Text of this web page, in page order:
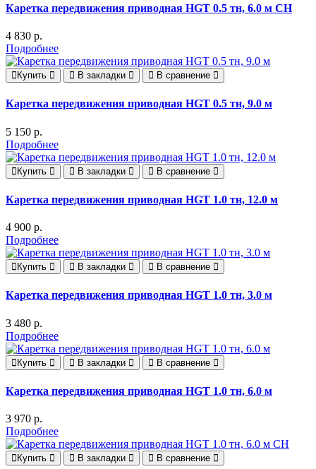
Каретка передвижения приводная HGT 0.5 тн, 6.0 м СН
4 830 р.
Подробнее
Купить В закладки В сравнение
Каретка передвижения приводная HGT 0.5 тн, 9.0 м
5 150 р.
Подробнее
Купить В закладки В сравнение
Каретка передвижения приводная HGT 1.0 тн, 12.0 м
4 900 р.
Подробнее
Купить В закладки В сравнение
Каретка передвижения приводная HGT 1.0 тн, 3.0 м
3 480 р.
Подробнее
Купить В закладки В сравнение
Каретка передвижения приводная HGT 1.0 тн, 6.0 м
3 970 р.
Подробнее
Купить В закладки В сравнение